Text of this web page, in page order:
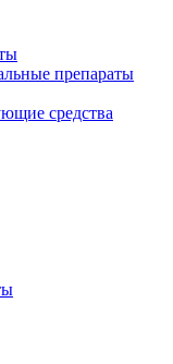
препараты
средства